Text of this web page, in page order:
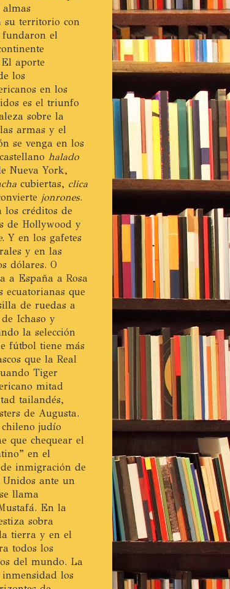
su territorio con
el
aporte
los
en los
es el triunfo
sobre la
armas y el
se venga en los
halado
Nueva York,
cubiertas, clica
jonrones.
los créditos de
de Hollywood y
. Y en los gafetes
y en las
dólares. O
a España a Rosa
ecuatorianas que
de ruedas a
Ichaso y
la selección
fútbol tiene más
que la Real
Tiger
mitad
tailandés,
de Augusta.
judío
que chequear el
en el
inmigración de
Unidos ante un
llama
En la
sobra
tierra y en el
todos los
del mundo. La
los